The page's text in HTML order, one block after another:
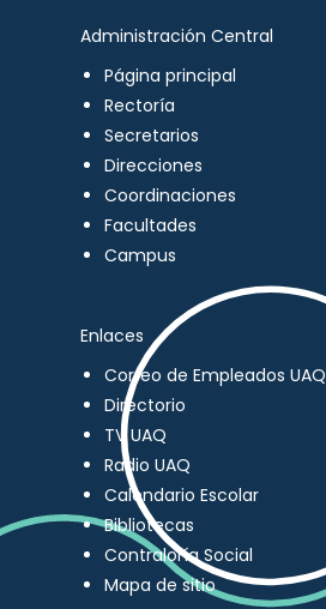
Administración Central
Página principal
Rectoría
Secretarios
Direcciones
Coordinaciones
Facultades
Campus
Enlaces
Correo de Empleados UAQ
Directorio
TV UAQ
Radio UAQ
Calendario Escolar
Bibliotecas
Contraloría Social
Mapa de sitio